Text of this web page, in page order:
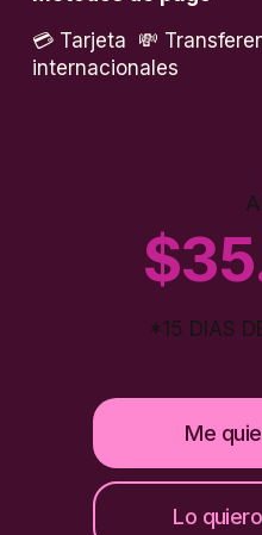
💳 Tarjeta  💸
internacionales
*15 DIAS
Me
Lo